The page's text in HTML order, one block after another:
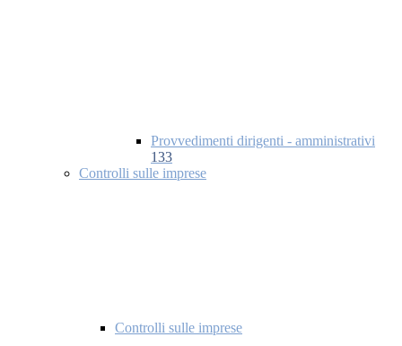
Provvedimenti dirigenti - amministrativi
133
Controlli sulle imprese
Controlli sulle imprese